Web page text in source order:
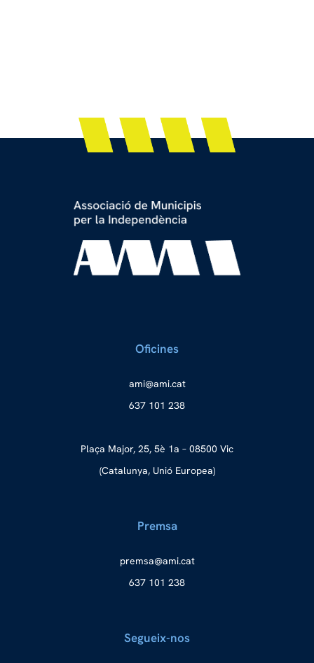
Oficines
tac.i
ma@im
a
637 101 238
Plaça Major, 25, 5è 1a – 08500 Vic
(Catalunya, Unió Europea)
Premsa
tac.i
ma@as
merp
637 101 238
Segueix-nos